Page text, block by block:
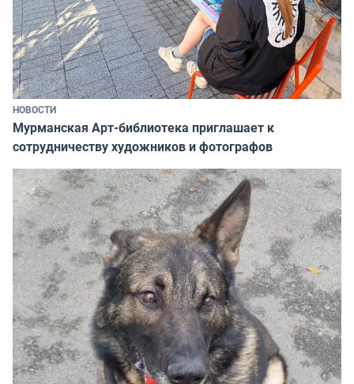
НОВОСТИ
Мурманская Арт-библиотека приглашает к
сотрудничеству художников и фотографов